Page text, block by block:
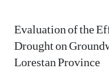
Evaluation of the
Drought on
Lorestan Province